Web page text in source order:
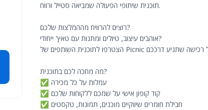
תוכנית שיתופי הפעולה שמביאה סטייל ורווח.
רוצים להרוויח מההמלצות שלכם?
אוהבים עיצוב, טיולים ומתנות עם טאץ' ייחודי?
מה מחכה לכם בתוכנית?
✅ עמלות על כל מכירה
✅ קוד קופון אישי על שמכם ללקוחות שלכם
✅ חבילת חומרים שיווקיים מוכנים, תמונות, טקסטים